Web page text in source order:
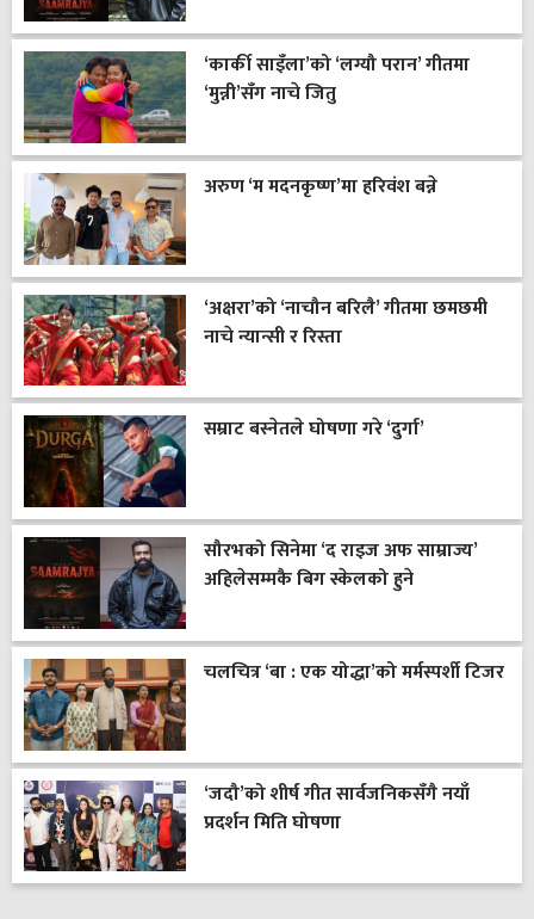
‘कार्की साइँला’को ‘लग्यौ परान’ गीतमा
‘मुन्नी’सँग नाचे जितु
अरुण ‘म मदनकृष्ण’मा हरिवंश बन्ने
‘अक्षरा’को ‘नाचौन बरिलै’ गीतमा छमछमी
नाचे न्यान्सी र रिस्ता
सम्राट बस्नेतले घोषणा गरे ‘दुर्गा’
सौरभको सिनेमा ‘द राइज अफ साम्राज्य’
अहिलेसम्मकै बिग स्केलको हुने
चलचित्र ‘बा : एक योद्धा’को मर्मस्पर्शी टिजर
‘जदौ’को शीर्ष गीत सार्वजनिकसँगै नयाँ
प्रदर्शन मिति घोषणा